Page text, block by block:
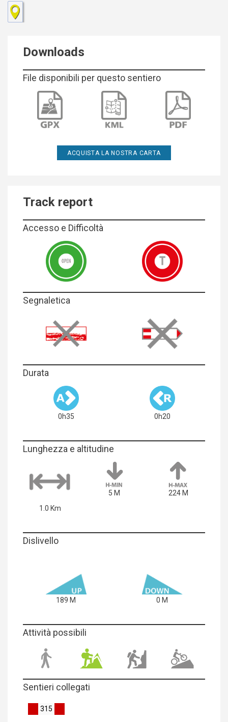
Downloads
File disponibili per questo sentiero
ACQUISTA LA NOSTRA CARTA
Track report
Accesso e Difficoltà
Segnaletica
Durata
0h35 0h20
Lunghezza e altitudine
1.0 Km
5 M 224 M
Dislivello
189 M 0 M
Attività possibili
Sentieri collegati
315